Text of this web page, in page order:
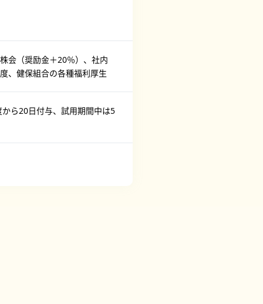
会（奨励金＋20％）、社内
、健保組合の各種福利厚生
ら20日付与、試用期間中は5